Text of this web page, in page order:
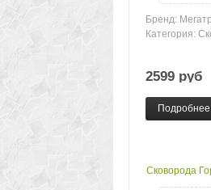
Бренд:
Категория:
2599 руб
Подробнее
Сковорода